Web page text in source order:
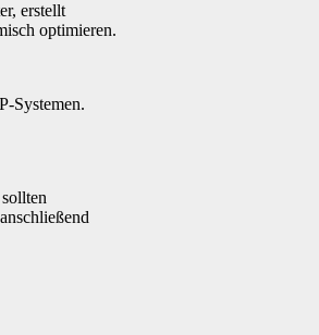
erstellt
optimieren.
Systemen.